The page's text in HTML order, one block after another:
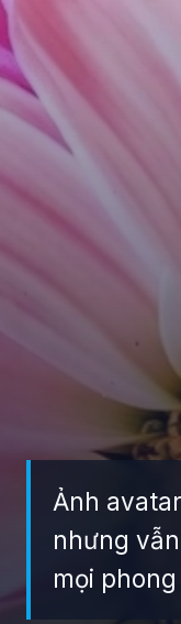
Ảnh
nhưng
mọi